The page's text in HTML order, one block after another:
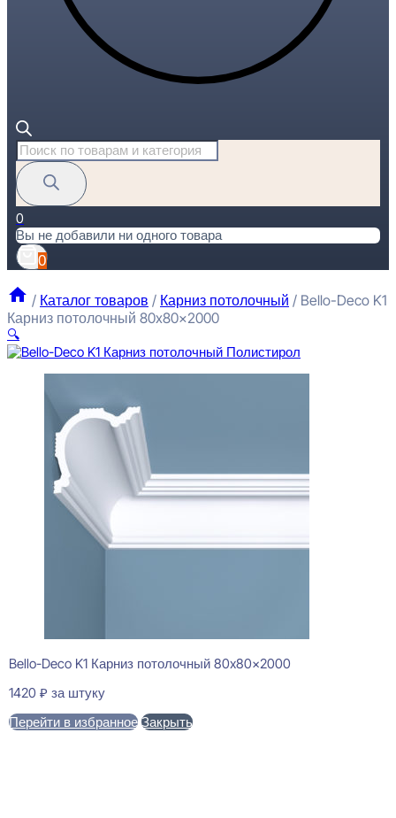
Поиск
товаров
0
Вы не добавили ни одного товара
0
/ Каталог товаров / Карниз потолочный / Bello-Deco K1
Карниз потолочный 80x80x2000
🔍
Bello-Deco K1 Карниз потолочный 80x80x2000
1420 ₽ за штуку
Перейти в избранное Закрыть